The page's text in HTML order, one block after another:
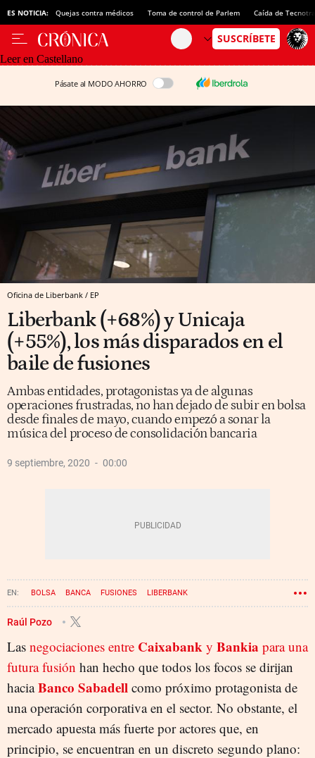
ES NOTICIA: Quejas contra médicos Toma de control de Parlem Caída de
Leer en Castellano
Pásate al MODO AHORRO
Oficina de Liberbank / EP
Liberbank (+68%) y Unicaja
(+55%), los más disparados en el
baile de fusiones
Ambas entidades, protagonistas ya de algunas
operaciones frustradas, no han dejado de subir en bolsa
desde finales de mayo, cuando empezó a sonar la
música del proceso de consolidación bancaria
9 septiembre, 2020 00:00
BOLSA BANCA FUSIONES LIBERBANK
Raúl Pozo
Las negociaciones entre Caixabank y Bankia para una
futura fusión han hecho que todos los focos se dirijan
haciaBanco Sabadell como próximo protagonista de
una operación corporativa en el sector. No obstante, el
mercado apuesta más fuerte por actores que, en
principio, se encuentran en un discreto segundo plano: